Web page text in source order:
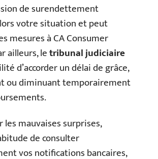
de surendettement
votre situation et peut
mesures à CA Consumer
ailleurs, letribunal judiciaire
d’accorder un délai de grâce,
ou diminuant temporairement
les mauvaises surprises,
de consulter
vos notifications bancaires,